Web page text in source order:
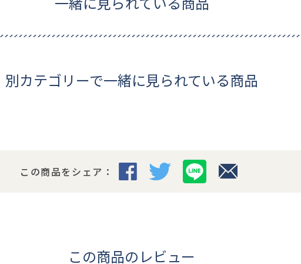
別カテゴリーで一緒に見られている商品
この商品をシェア：
この商品のレビュー